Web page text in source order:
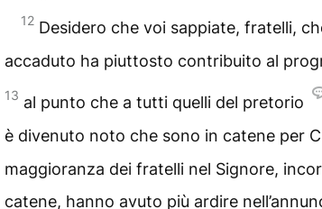
12 Desidero che voi sappiate, fratelli,
accaduto ha piuttosto contribuito al
13 al punto che a tutti quelli del pretorio
è divenuto noto che sono in catene per
maggioranza dei fratelli nel Signore,
catene, hanno avuto più ardire